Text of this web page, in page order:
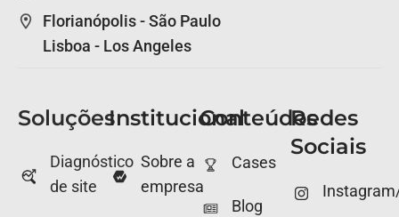
Florianópolis - São Paulo
Lisboa - Los Angeles
Soluções
Diagnóstico
de site
Institucional
Sobre a
empresa
Conteúdos
Cases
Blog
Redes
Sociais